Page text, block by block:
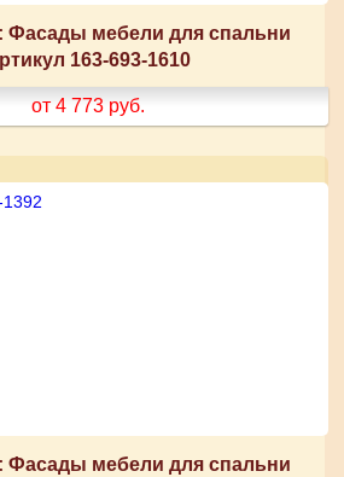
Фасады мебели для спальни
163-693-1610
от 4 773 руб.
Фасады мебели для спальни